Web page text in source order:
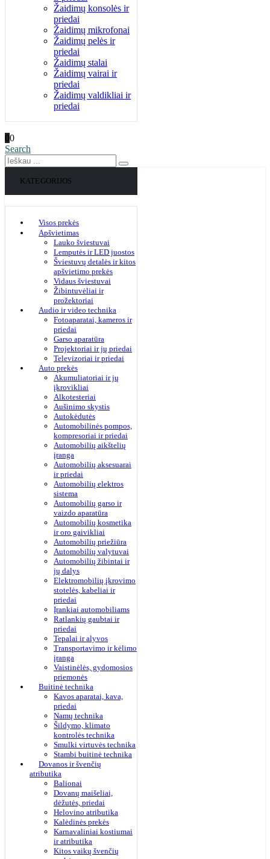
Žaidimų konsolės ir
priedai
Žaidimų mikrofonai
Žaidimų pelės ir
priedai
Žaidimų stalai
Žaidimų vairai ir
priedai
Žaidimų valdikliai ir
priedai
00
Search
KATEGORIJOS
Visos prekės
Apšvietimas
Lauko šviestuvai
Lemputės ir LED juostos
Šviestuvų detalės ir kitos
apšvietimo prekės
Vidaus šviestuvai
Žibintuvėliai ir
prožektoriai
Audio ir video technika
Fotoaparatai, kameros ir
priedai
Garso aparatūra
Projektoriai ir jų priedai
Televizoriai ir priedai
Auto prekės
Akumuliatoriai ir jų
įkrovikliai
Alkotesteriai
Aušinimo skystis
Autokėdutės
Automobilinės pompos,
kompresoriai ir priedai
Automobilių aikštelių
įranga
Automobilių aksesuarai
ir priedai
Automobilių elektros
sistema
Automobilių garso ir
vaizdo aparatūra
Automobilių kosmetika
ir oro gaivikliai
Automobilių priežiūra
Automobilių valytuvai
Automobilių žibintai ir
jų dalys
Elektromobilių įkrovimo
stotelės, kabeliai ir
priedai
Įrankiai automobiliams
Ratlankių gaubtai ir
priedai
Tepalai ir alyvos
Transportavimo ir kėlimo
įranga
Vaistinėlės, gydomosios
priemonės
Buitinė technika
Kavos aparatai, kava,
priedai
Namų technika
Šildymo, klimato
kontrolės technika
Smulki virtuvės technika
Stambi buitinė technika
Dovanos ir švenčių
atributika
Balionai
Dovanų maišeliai,
dėžutės, priedai
Helovino atributika
Kalėdinės prekės
Karnavaliniai kostiumai
ir atributika
Kitos vaikų švenčių